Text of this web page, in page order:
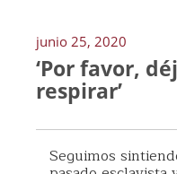
junio 25, 2020
‘Por favor,
respirar’
Seguimos